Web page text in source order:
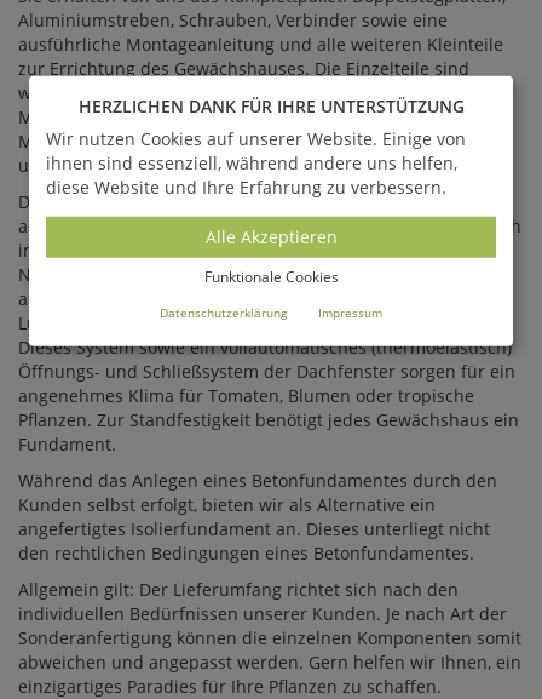
Aluminiumstreben, Schrauben, Verbinder sowie eine
ausführliche Montageanleitung und alle weiteren Kleinteile
zur Errichtung des Gewächshauses. Die Einzelteile sind
weitestgehend vormontiert, altern nicht und sind gemäß
Montageanleitung gekennzeichnet. Trotz der einfachen
Montage empfehlen wir den professionellen Aufbau durch
unser geschultes Personal.
Das Gewächshaus nutzt zwei Wärmequellen: Die
aufsteigende Wärme sowie die Sonneneinstrahlung. Um auch
im Winter sowie bei längeren Regenpausen und in kalten
Nächten die Temperatur für Palmen, Kakteen und co.
aufrecht zu erhalten, wird ein passendes Heiz-
Lüftungssystem zur optimalen Luftbewegung mitgeliefert.
Dieses System sowie ein vollautomatisches (thermoelastisch)
Öffnungs- und Schließsystem der Dachfenster sorgen für ein
angenehmes Klima für Tomaten, Blumen oder tropische
Pflanzen. Zur Standfestigkeit benötigt jedes Gewächshaus ein
Fundament.
Während das Anlegen eines Betonfundamentes durch den
Kunden selbst erfolgt, bieten wir als Alternative ein
angefertigtes Isolierfundament an. Dieses unterliegt nicht
den rechtlichen Bedingungen eines Betonfundamentes.
Allgemein gilt: Der Lieferumfang richtet sich nach den
individuellen Bedürfnissen unserer Kunden. Je nach Art der
Sonderanfertigung können die einzelnen Komponenten somit
abweichen und angepasst werden. Gern helfen wir Ihnen, ein
einzigartiges Paradies für Ihre Pflanzen zu schaffen.
HERZLICHEN DANK FÜR IHRE UNTERSTÜTZUNG
Wir nutzen Cookies auf unserer Website. Einige von
ihnen sind essenziell, während andere uns helfen,
diese Website und Ihre Erfahrung zu verbessern.
Alle Akzeptieren
Funktionale Cookies
Datenschutzerklärung Impressum